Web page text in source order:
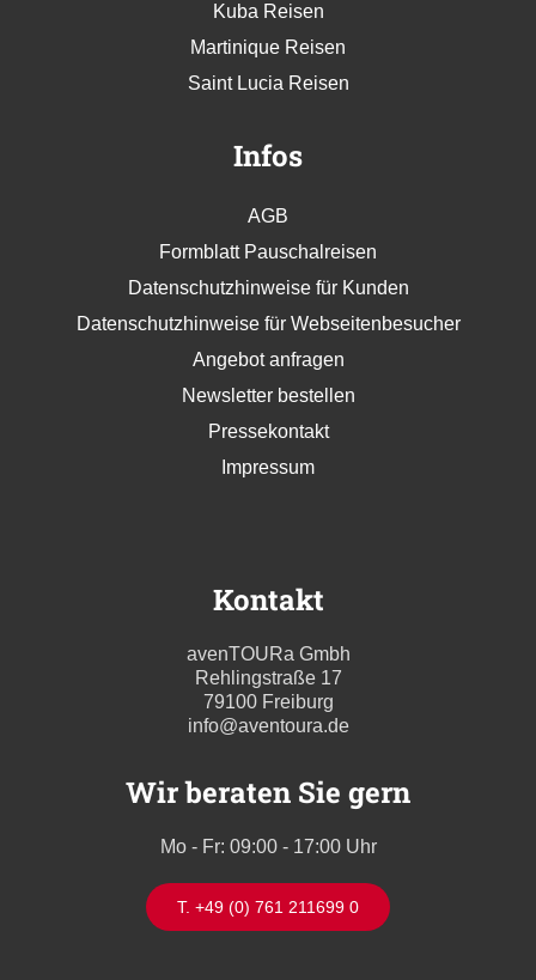
Kuba Reisen
Martinique Reisen
Saint Lucia Reisen
Infos
AGB
Formblatt Pauschalreisen
Datenschutzhinweise für Kunden
Datenschutzhinweise für Webseitenbesucher
Angebot anfragen
Newsletter bestellen
Pressekontakt
Impressum
Kontakt
avenTOURa Gmbh
Rehlingstraße 17
79100 Freiburg
info@aventoura.de
Wir beraten Sie gern
Mo - Fr: 09:00 - 17:00 Uhr
T. +49 (0) 761 211699 0